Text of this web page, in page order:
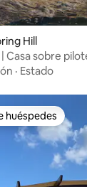
Hill
Casa sobre
· Estado
Favorito entre
huéspedes